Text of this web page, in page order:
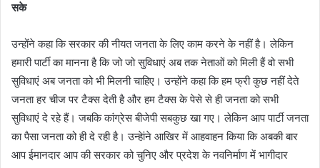
सके
उन्होंने कहा कि सरकार की नीयत जनता के लिए काम करने के नहीं है। लेकिन
हमारी पार्टी का मानना है कि जो जो सुविधाएं अब तक नेताओं को मिली हैं वो सभी
सुविधाएं अब जनता को भी मिलनी चाहिए। उन्होंने कहा कि हम फ्री कुछ नहीं देते
जनता हर चीज पर टैक्स देती है और हम टैक्स के पेसे से ही जनता को सभी
सुविधाएं दे रहे हैं। जबकि कांग्रेस बीजेपी सबकुछ खा गए। लेकिन आप पार्टी जनता
का पैसा जनता को ही दे रही है। उन्हेांने आखिर में आहवाहन किया कि अबकी बार
आप ईमानदार आप की सरकार को चुनिए और प्रदेश के नवनिर्माण में भागीदार